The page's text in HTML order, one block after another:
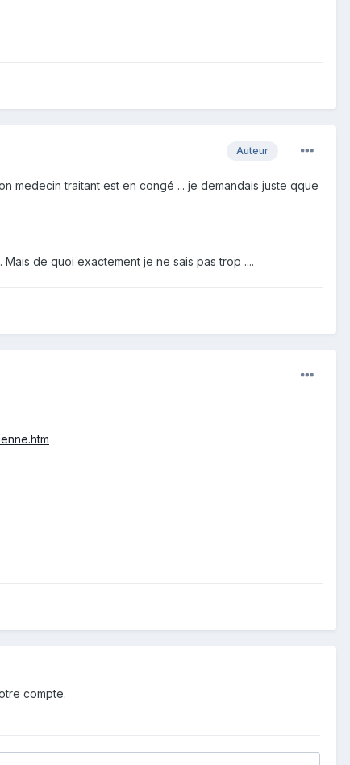
Auteur
medecin traitant est en congé ... je demandais juste qque
de quoi exactement je ne sais pas trop ....
compte.